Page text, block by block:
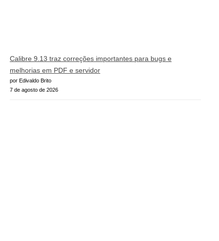
Calibre 9.13 traz correções importantes para bugs e
melhorias em PDF e servidor
por Edivaldo Brito
7 de agosto de 2026